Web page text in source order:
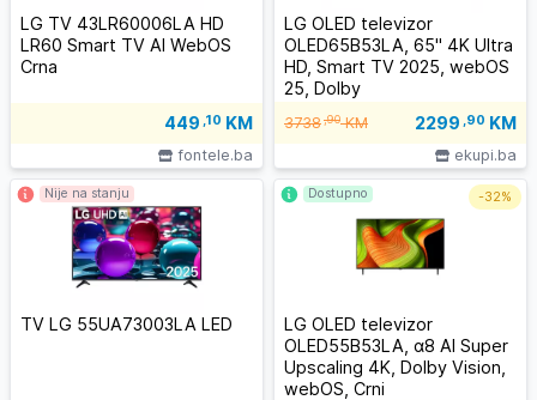
LG TV 43LR60006LA HD
LR60 Smart TV AI WebOS
Crna
449 ,10 KM
fontele.ba
LG OLED televizor
OLED65B53LA, 65" 4K Ultra
HD, Smart TV 2025, webOS
25, Dolby
α8 AI procesor 4K Gen2,
3738,90KM 2299 ,90 KM
ekupi.ba
TV LG 55UA73003LA LED
Nije na stanju
LG OLED televizor
OLED55B53LA, α8 AI Super
Upscaling 4K, Dolby Vision,
webOS, Crni
Dostupno -32%